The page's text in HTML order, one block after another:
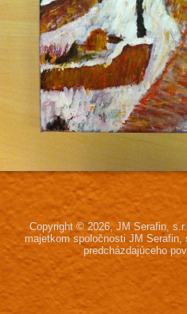
Copyright © 2026, JM Serafin,
majetkom spoločnosti JM Serafin,
predcházdajúceho